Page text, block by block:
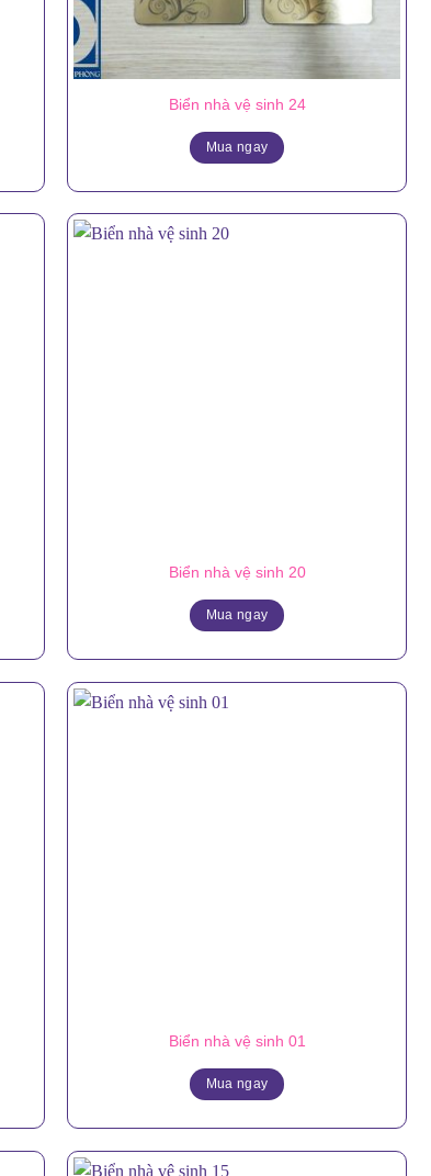
Biển nhà vệ sinh 24
Mua ngay
Biển nhà vệ sinh 20
Mua ngay
Biển nhà vệ sinh 01
Mua ngay